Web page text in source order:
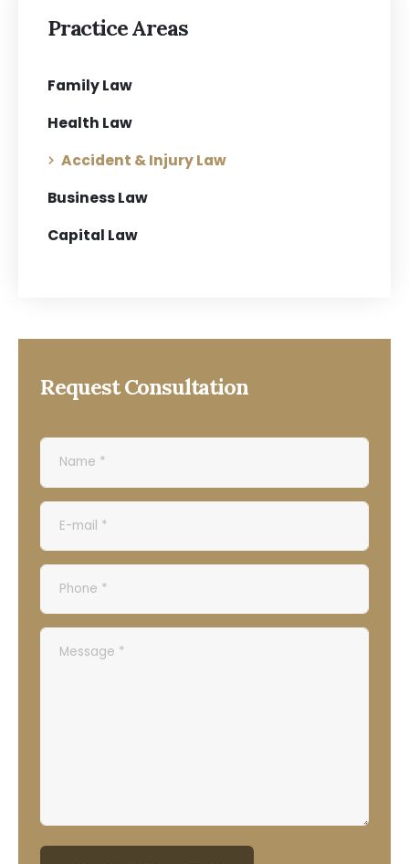
Practice Areas
Family Law
Health Law
Accident & Injury Law
Business Law
Capital Law
Request Consultation